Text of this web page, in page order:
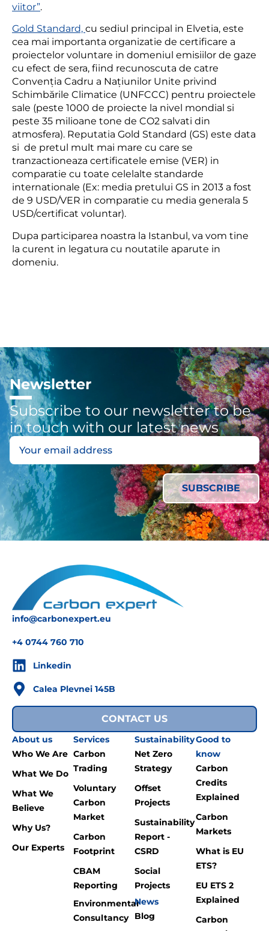
viitor”.
Gold Standard, cu sediul principal in Elvetia, este
cea mai importanta organizatie de certificare a
proiectelor voluntare in domeniul emisiilor de gaze
cu efect de sera, fiind recunoscuta de catre
Convenția Cadru a Națiunilor Unite privind
Schimbările Climatice (UNFCCC) pentru proiectele
sale (peste 1000 de proiecte la nivel mondial si
peste 35 milioane tone de CO2 salvati din
atmosfera). Reputatia Gold Standard (GS) este data
si de pretul mult mai mare cu care se
tranzactioneaza certificatele emise (VER) in
comparatie cu toate celelalte standarde
internationale (Ex: media pretului GS in 2013 a fost
de 9 USD/VER in comparatie cu media generala 5
USD/certificat voluntar).
Dupa participarea noastra la Istanbul, va vom tine
la curent in legatura cu noutatile aparute in
domeniu.
Newsletter
Subscribe to our newsletter to be
in touch with our latest news
info@carbonexpert.eu
+4 0744 760 710
Linkedin
Calea Plevnei 145B
CONTACT US
About us
Who We Are
What We Do
What We
Believe
Why Us?
Our Experts
Services
Carbon
Trading
Voluntary
Carbon
Market
Carbon
Footprint
CBAM
Reporting
Environmental
Consultancy
Sustainability
Net Zero
Strategy
Offset
Projects
Sustainability
Report -
CSRD
Social
Projects
News
Blog
Good to
know
Carbon
Credits
Explained
Carbon
Markets
What is EU
ETS?
EU ETS 2
Explained
Carbon